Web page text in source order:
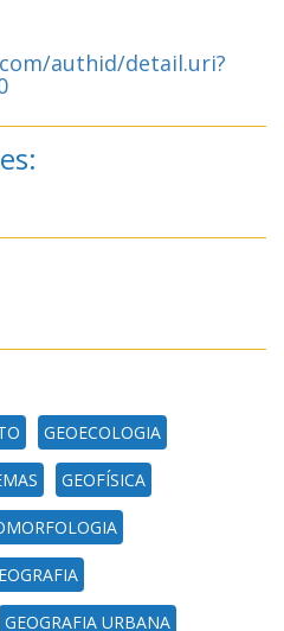
authid/detail.uri?
GEOECOLOGIA
GEOFÍSICA
GEOGRAFIA URBANA